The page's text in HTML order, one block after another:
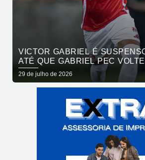
VICTOR GABRIEL É
ATÉ QUE GABRIEL PEC
29 de julho de 2026